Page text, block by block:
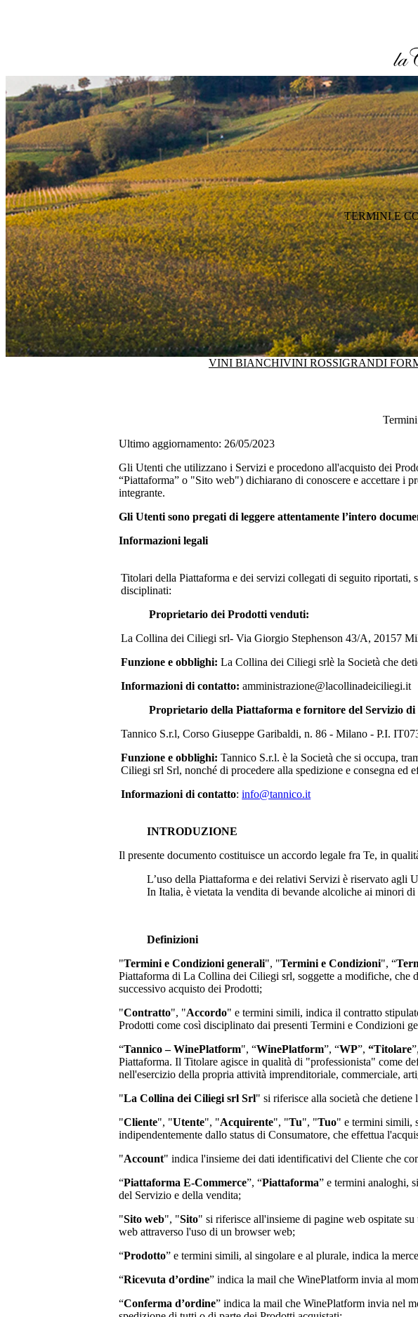
TERMINI E
VINI BIANCHIVINI ROSSIGRANDI
Ultimo aggiornamento: 26/05/2023
Gli Utenti che utilizzano i Servizi e procedono all'acquisto dei
“Piattaforma” o "Sito web") dichiarano di conoscere e accettare i
integrante.
Gli Utenti sono pregati di leggere attentamente l’intero
Informazioni legali
Titolari della Piattaforma e dei servizi collegati di seguito
disciplinati:
Proprietario dei Prodotti venduti:
La Collina dei Ciliegi srl- Via Giorgio Stephenson 43/A, 20157
Funzione e obblighi: La Collina dei Ciliegi srlè la Società che
Informazioni di contatto:amministrazione@lacollinadeiciliegi.it
Proprietario della Piattaforma e fornitore del Servizio di
Tannico S.r.l, Corso Giuseppe Garibaldi, n. 86 - Milano - P.I.
Funzione e obblighi:Tannico S.r.l. è la Società che si occupa,
Ciliegi srl Srl, nonché di procedere alla spedizione e consegna ed
Informazioni di contatto:info@tannico.it
INTRODUZIONE
Il presente documento costituisce un accordo legale fra Te, in
L’uso della Piattaforma e dei relativi Servizi è riservato agli
In Italia, è vietata la vendita di bevande alcoliche ai minori
Definizioni
"Termini e Condizioni generali", "Termini e Condizioni", “
Piattaforma diLa Collina dei Ciliegi srl, soggette a modifiche, che
successivo acquisto dei Prodotti;
"Contratto", "Accordo" e termini simili, indica il contratto
Prodotti come così disciplinato dai presenti Termini e Condizioni
“Tannico – WinePlatform", “WinePlatform”, “WP”, “Titolare
Piattaforma. Il Titolare agisce in qualità di "professionista" come
nell'esercizio della propria attività imprenditoriale, commerciale,
"La Collina dei Ciliegi srl Srl"si riferisce alla società che
"Cliente", "Utente", "Acquirente", "Tu", "Tuo" e termini simili,
indipendentemente dallo status di Consumatore, che effettua
"Account" indica l'insieme dei dati identificativi del Cliente che
“Piattaforma E-Commerce”, “Piattaforma” e termini analoghi,
del Servizio e della vendita;
"Sito web", "Sito" si riferisce all'insieme di pagine web ospitate
web attraverso l'uso di un browser web;
“Prodotto” e termini simili, al singolare e al plurale, indica la
“Ricevuta d’ordine” indica la mail che WinePlatform invia al
“Conferma d’ordine” indica la mail che WinePlatform invia nel